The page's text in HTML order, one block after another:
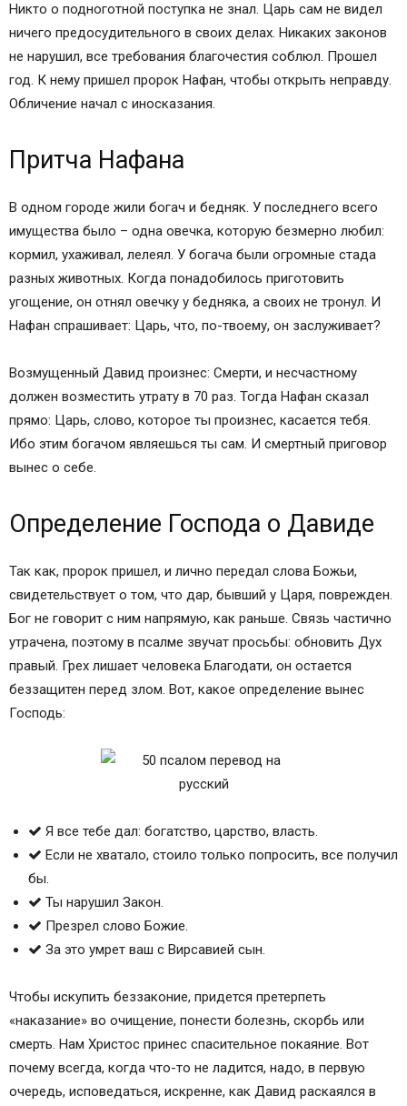
Никто о подноготной поступка не знал. Царь сам не видел
ничего предосудительного в своих делах. Никаких законов
не нарушил, все требования благочестия соблюл. Прошел
год. К нему пришел пророк Нафан, чтобы открыть неправду.
Обличение начал с иносказания.
Притча Нафана
В одном городе жили богач и бедняк. У последнего всего
имущества было – одна овечка, которую безмерно любил:
кормил, ухаживал, лелеял. У богача были огромные стада
разных животных. Когда понадобилось приготовить
угощение, он отнял овечку у бедняка, а своих не тронул. И
Нафан спрашивает: Царь, что, по-твоему, он заслуживает?
Возмущенный Давид произнес: Смерти, и несчастному
должен возместить утрату в 70 раз. Тогда Нафан сказал
прямо: Царь, слово, которое ты произнес, касается тебя.
Ибо этим богачом являешься ты сам. И смертный приговор
вынес о себе.
Определение Господа о Давиде
Так как, пророк пришел, и лично передал слова Божьи,
свидетельствует о том, что дар, бывший у Царя, поврежден.
Бог не говорит с ним напрямую, как раньше. Связь частично
утрачена, поэтому в псалме звучат просьбы: обновить Дух
правый. Грех лишает человека Благодати, он остается
беззащитен перед злом. Вот, какое определение вынес
Господь:
Я все тебе дал: богатство, царство, власть.
Если не хватало, стоило только попросить, все получил
бы.
Ты нарушил Закон.
Презрел слово Божие.
За это умрет ваш с Вирсавией сын.
Чтобы искупить беззаконие, придется претерпеть
«наказание» во очищение, понести болезнь, скорбь или
смерть. Нам Христос принес спасительное покаяние. Вот
почему всегда, когда что-то не ладится, надо, в первую
очередь, исповедаться, искренне, как Давид раскаялся в